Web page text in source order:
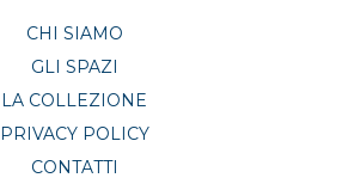
CHI SIAMO
GLI SPAZI
LA COLLEZIONE
PRIVACY POLICY
CONTATTI